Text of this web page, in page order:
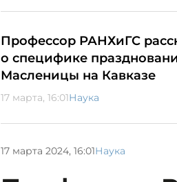
Профессор РАНХиГС
о специфике
Масленицы на Кавказе
17 марта, 16:01Наука
17 марта 2024, 16:01Наука